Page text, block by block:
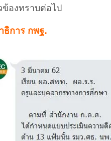
องทราบต่อไป
ธิการ กพฐ.